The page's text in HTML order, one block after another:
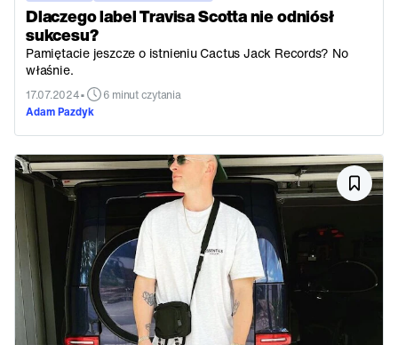
Dlaczego label Travisa Scotta nie odniósł
sukcesu?
Pamiętacie jeszcze o istnieniu Cactus Jack Records? No
właśnie.
17.07.2024•
6 minut czytania
Adam Pazdyk